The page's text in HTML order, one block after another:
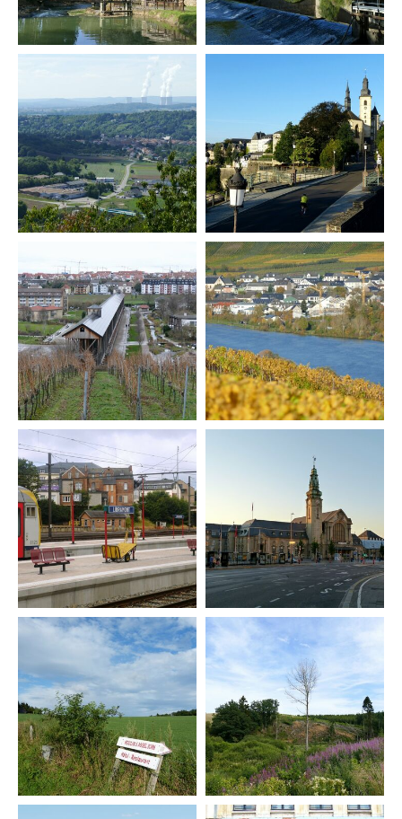
„Border Studies. Cultures, Spaces,
Orders” (Nomos)
Forschungsaufenthalte an der
Universität Flensburg, Viadrina
Universität Frankfurt (Oder),
Universität Lothringen, Universität
des Saarlandes und Universität
Duisburg-Essen
Doppelpromotion an der Universität
des Saarlandes und Universität
Luxemburg